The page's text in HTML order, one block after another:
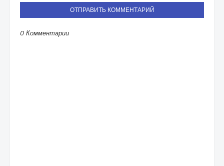
ОТПРАВИТЬ КОММЕНТАРИЙ
0 Комментарии